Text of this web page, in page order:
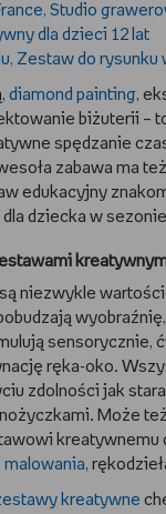
Studio
dla dzieci 12 lat
Zestaw do
diamond painting,
biżuterii –
spędzanie
zabawa ma
edukacyjny
dziecka w sezonie
niezwykle
sensorycznie,
ręka-oko.
zdolności jak
Może
kreatywnemu
malowania,
kreatywne